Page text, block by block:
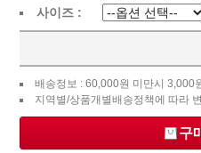
사이즈 :
배송정보 : 60,000원 미만시 3,000
지역별/상품개별배송정책에 따라
구